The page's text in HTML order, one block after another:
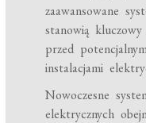
zaawansowane
stanowią
przed
instalacjami
Nowoczesne
elektrycznych